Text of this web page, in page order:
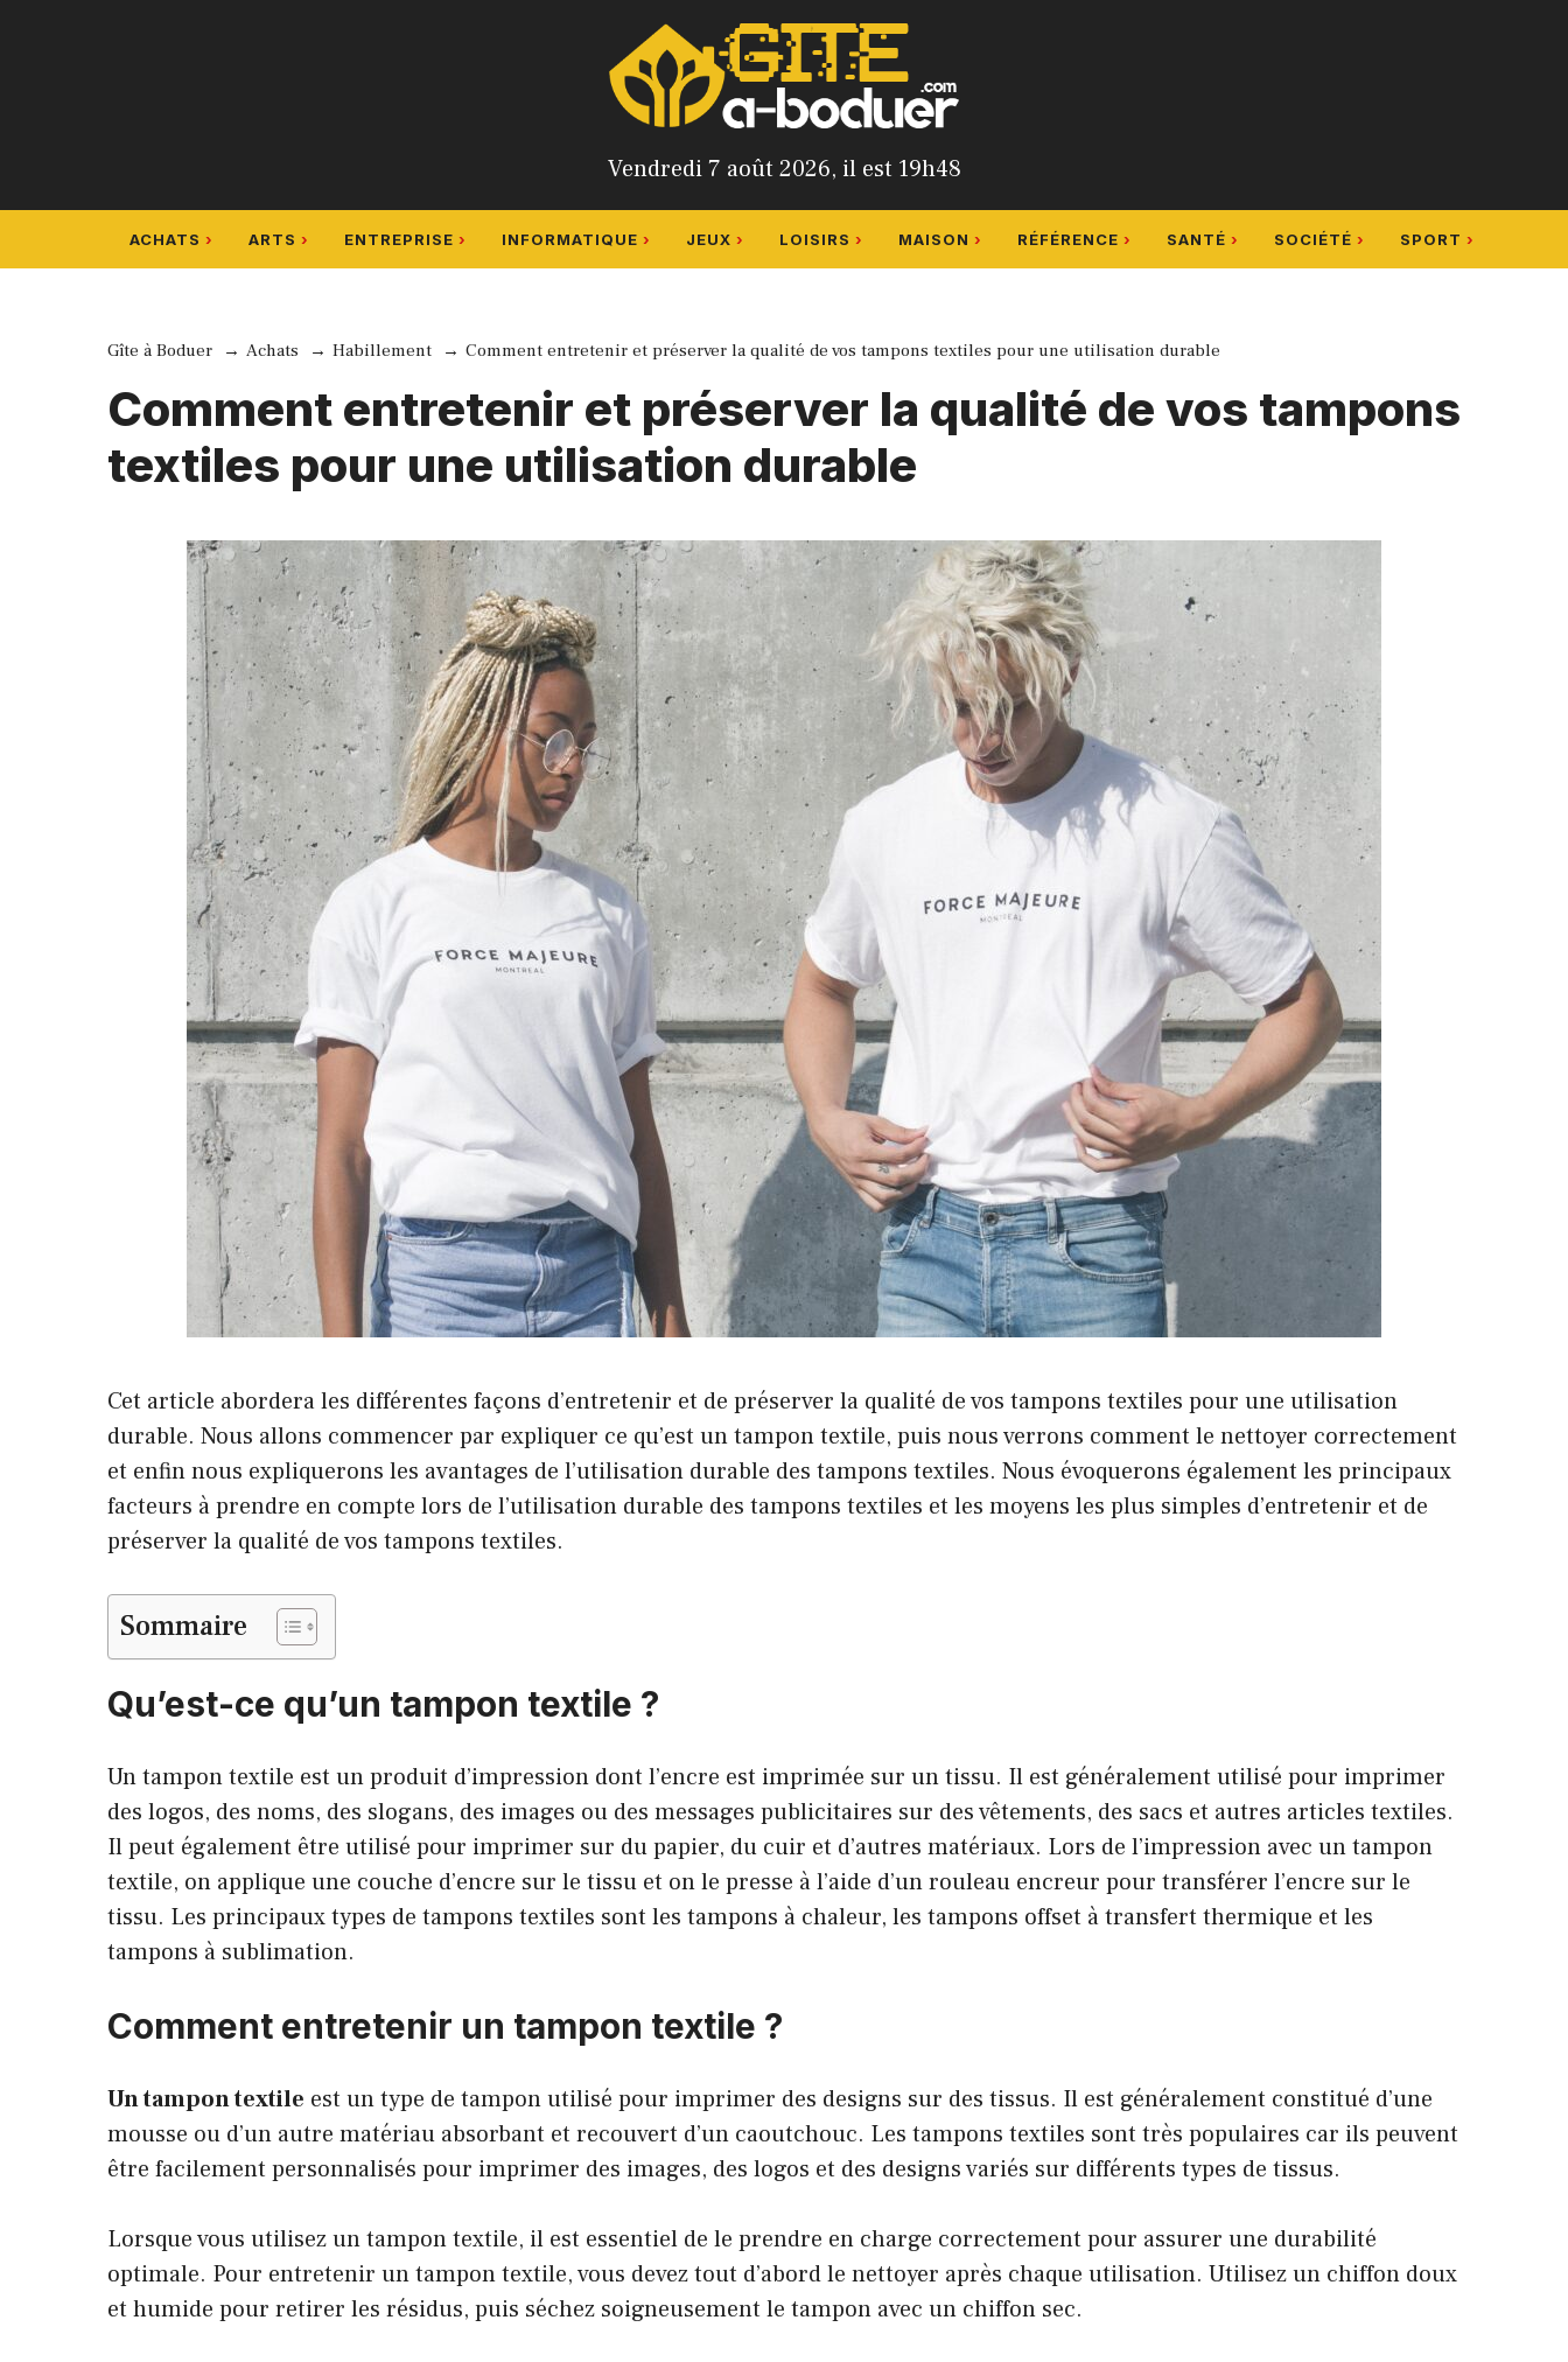
Vendredi 7 août 2026, il est 19h48
ACHATS ARTS ENTREPRISE INFORMATIQUE JEUX LOISIRS MAISON RÉFÉRENCE SANTÉ SOCIÉTÉ SPORT
Gîte à Boduer Achats Habillement Comment entretenir et préserver la qualité de vos tampons textiles pour une utilisation durable
Comment entretenir et préserver la qualité de vos tampons
textiles pour une utilisation durable
Cet article abordera les différentes façons d’entretenir et de préserver la qualité de vos tampons textiles pour une utilisation
durable. Nous allons commencer par expliquer ce qu’est un tampon textile, puis nous verrons comment le nettoyer correctement
et enfin nous expliquerons les avantages de l’utilisation durable des tampons textiles. Nous évoquerons également les principaux
facteurs à prendre en compte lors de l’utilisation durable des tampons textiles et les moyens les plus simples d’entretenir et de
préserver la qualité de vos tampons textiles.
Sommaire
Qu’est-ce qu’un tampon textile ?
Un tampon textile est un produit d’impression dont l’encre est imprimée sur un tissu. Il est généralement utilisé pour imprimer
des logos, des noms, des slogans, des images ou des messages publicitaires sur des vêtements, des sacs et autres articles textiles.
Il peut également être utilisé pour imprimer sur du papier, du cuir et d’autres matériaux. Lors de l’impression avec un tampon
textile, on applique une couche d’encre sur le tissu et on le presse à l’aide d’un rouleau encreur pour transférer l’encre sur le
tissu. Les principaux types de tampons textiles sont les tampons à chaleur, les tampons offset à transfert thermique et les
tampons à sublimation.
Comment entretenir un tampon textile ?
Un tampon textile est un type de tampon utilisé pour imprimer des designs sur des tissus. Il est généralement constitué d’une
mousse ou d’un autre matériau absorbant et recouvert d’un caoutchouc. Les tampons textiles sont très populaires car ils peuvent
être facilement personnalisés pour imprimer des images, des logos et des designs variés sur différents types de tissus.
Lorsque vous utilisez un tampon textile, il est essentiel de le prendre en charge correctement pour assurer une durabilité
optimale. Pour entretenir un tampon textile, vous devez tout d’abord le nettoyer après chaque utilisation. Utilisez un chiffon doux
et humide pour retirer les résidus, puis séchez soigneusement le tampon avec un chiffon sec.